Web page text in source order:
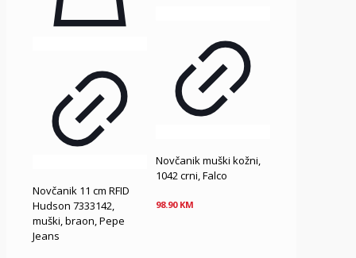
Novčanik 11 cm RFID
Hudson 7333142,
muški, braon, Pepe
Jeans
Novčanik muški kožni,
1042 crni, Falco
98.90 KM